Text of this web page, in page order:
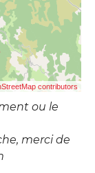
contributors
ou le
merci de